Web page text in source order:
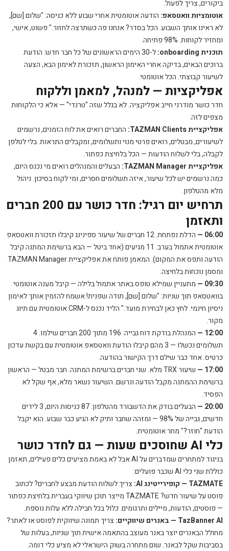
ביקורים, צריך לפעול.
אוטומציות וואטסאפ: הודעה אוטומטית אחרי שבוע ללא כניסה: "שלום [שם],
לא ראינו אותך השבוע. הכל בסדר? אנחנו פה כשתרצה לחזור." פשוט, אישי,
ומחזיר לקוחות. 98% פתיחה.
תוכנית onboarding:
ל-30 הימים הראשונים של כל חבר חדש: הודעת
ברוכים הבאים, בדיקה אחרי האימון הראשון, תזכורת לאימון הבא, הצעה
לשיעור קבוצתי. הכל אוטומטי.
אפליקציות — למנהל, למאמן וללקוח
חדר כושר מודרני חייב אפליקציה. לא בגלל שזה "טרנדי" — אלא כי הלקוחות
מצפים לזה.
אפליקציית TAZMAN Clients:
החברים רואים את לוח הזמנים, נרשמים
לשיעורים, מבטלים, רואים פרטי מנוי ותשלומים, ומקבלים התראות. בלי לטלפן
לקבלה, בלי לשלוח הודעות — הכל בלחיצת כפתור.
אפליקציית TAZMAN Manager:
הבעלים והמנהלים רואים מי נכנס היום,
כמה נרשמים יש לכל שיעור, איזה תשלומים חסרים, ומי לקוח בסיכון. ניהול
מלא מהטלפון.
תרחיש יום רגיל: חדר כושר עם 200 חברים
ותאזמן
06:00 —
הדלת נפתחת. 12 חברים של שיעור ספינינג קיבלו תזכורת וואטסאפ
אוטומטית אתמול בערב. 11 מגיעים (אחד ביטל — הבא ברשימת המתנה קיבל
הודעה ותפס את המקום). המאמן פותח את אפליקציית TAZMAN Manager
ומסמן נוכחות בלחיצה.
09:30 —
מתעניין שמילא טופס באתר אתמול בלילה — קיבל מענה אוטומטי
בוואטסאפ תוך שניות: "שלום [שם], תודה שפנית! אשמח להזמין אותך לאימון
ניסיון חינמי. לחץ כאן לבחירת מועד." הליד נכנס ל-CRM אוטומטית עם תיוג
מקור.
12:00 —
המנהלת בודקת דוח גבייה: 196 מתוך 200 חברים שילמו. 4
תשלומים נכשלו — 3 מהם קיבלו הודעת וואטסאפ אוטומטית עם בקשת עדכון
כרטיס. אחד כבר שילם דרך הקישור בהודעה.
17:00 —
שיעור TRX מלא. שני חברים ברשימת המתנה. חבר מבטל — הראשון
ברשימת ההמתנה מקבל הודעה ונרשם. השיעור נשאר מלא, אף שקל לא
הפסיד.
20:00 —
הבעלים בודק את הדשבורד מהטלפון: 87 כניסות היום, 3 לידים
חדשים, גבייה של 98% — ומזהה שחבר ותיק לא הגיע כבר שבוע. הוא יקבל
הודעת "חוזר?" מחר אוטומטית.
כלי AI שחוסכים שעות — גם לחדר כושר
בניגוד למתחרים שמדברים על AI אבל לא באמת מציעים כלים פעילים, תאזמן
כוללת שני כלי AI שכבר פועלים:
TAZMATE — קופירייטינג AI:
צריך לשלוח הודעת מבצע לחברים? לכתוב
פוסט על שיעור חדש? TAZMATE מייצר תוכן שיווקי בעברית בלחיצת כפתור
— פוסטים, הודעות, מיילים ותרגומים. כלול בכל חבילה ללא עלות נוספת.
TazBanner AI — באנרים שיווקיים:
צריך תמונה שיווקית לפוסט או לאתר?
מחולל הבאנרים יוצר באנר מעוצב בהתאמה אישית תוך שניות, בעלות של
בסביבות שקל לבאנר. שום מתחרה בשוק הישראלי לא מציע כלי דומה.